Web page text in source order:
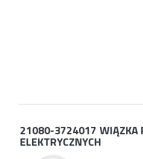
21080-3724017 WIĄZKA
ELEKTRYCZNYCH